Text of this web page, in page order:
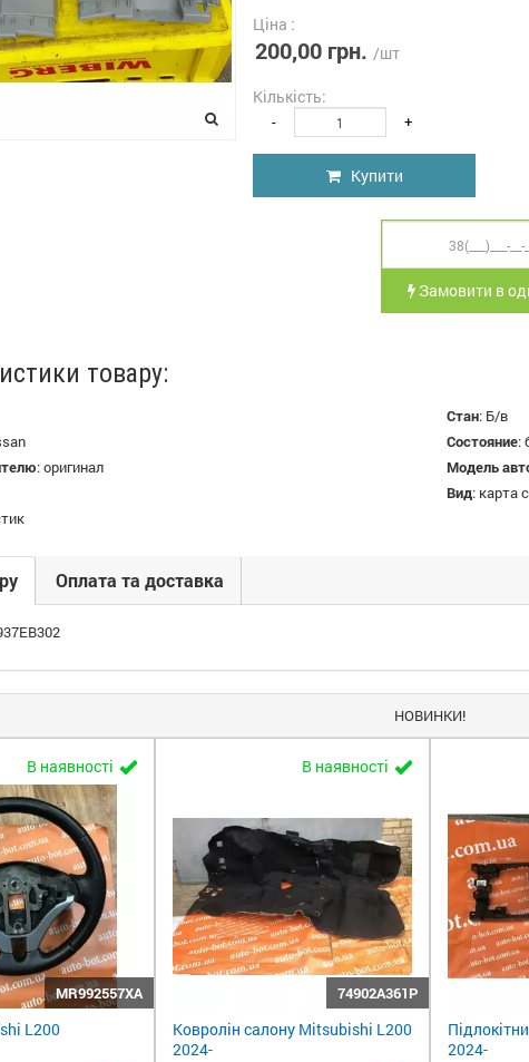
Ціна :
200,00 грн. /шт
Кількість:
- +
Купити
Замовити в
товару:
Стан: Б/в
Состояние:
:оригинал Модель
Вид: карта
Оплата та доставка
НОВИНКИ!
В наявності
MR992557XA
L200
В наявності
74902A361P
Ковролін салону Mitsubishi L200
2024-
2024-